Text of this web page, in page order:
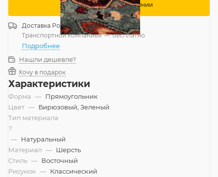
Сообщить о поступлении
Доставка Россия
Транспортной компанией—бесплатно
Подробнее
Нашли дешевле?
Хочу в подарок
Характеристики
Форма — Прямоугольник
Цвет — Бирюзовый, Зеленый
Тип материала
?
— Натуральный
Материал — Шерсть
Стиль — Восточный
Рисунок — Классический